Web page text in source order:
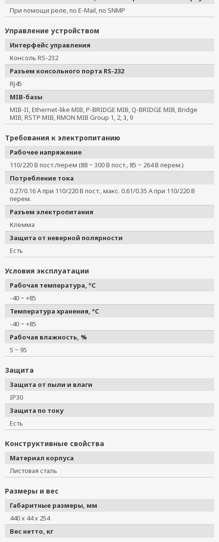
При помощи реле, по E-Mail, по SNMP
Управление устройством
Интерфейс управления
Консоль RS-232
Разъем консольного порта RS-232
RJ45
MIB-базы
MIB-II, Ethernet-like MIB, P-BRIDGE MIB, Q-BRIDGE MIB, Bridge
MIB, RSTP MIB, RMON MIB Group 1, 2, 3, 9
Требования к электропитанию
Рабочее напряжение
110/220 В пост./перем (88 ~ 300 В пост., 85 ~ 264 В перем.)
Потребление тока
0.27/0.16 А при 110/220 В пост., макс. 0.61/0.35 А при 110/220 В
перем.
Разъем электропитания
Клемма
Защита от неверной полярности
Есть
Условия эксплуатации
Рабочая температура, °C
-40 ~ +85
Температура хранения, °C
-40 ~ +85
Рабочая влажность, %
5 ~ 95
Защита
Защита от пыли и влаги
IP30
Защита по току
Есть
Конструктивные свойства
Материал корпуса
Листовая сталь
Размеры и вес
Габаритные размеры, мм
440 x 44 x 254
Вес нетто, кг